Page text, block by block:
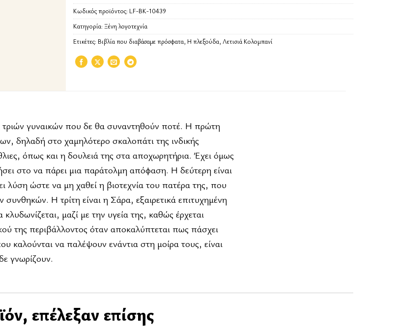
Κωδικός προϊόντος: LF-BK-10439
Κατηγορία: Ξένη λογοτεχνία
Ετικέτες: Βιβλία που διαβάσαμε πρόσφατα, Η πλεξούδα, Λετισιά Κολομπανί
τριών γυναικών που δε θα συναντηθούν ποτέ. Η πρώτη
δηλαδή στο χαμηλότερο σκαλοπάτι της ινδικής
όπως και η δουλειά της στα αποχωρητήρια. Έχει όμως
στο να πάρει μια παράτολμη απόφαση. Η δεύτερη είναι
ώστε να μη χαθεί η βιοτεχνία του πατέρα της, που
Η τρίτη είναι η Σάρα, εξαιρετικά επιτυχημένη
μαζί με την υγεία της, καθώς έρχεται
της περιβάλλοντος όταν αποκαλύπτεται πως πάσχει
καλούνται να παλέψουν ενάντια στη μοίρα τους, είναι
γνωρίζουν.
επέλεξαν επίσης